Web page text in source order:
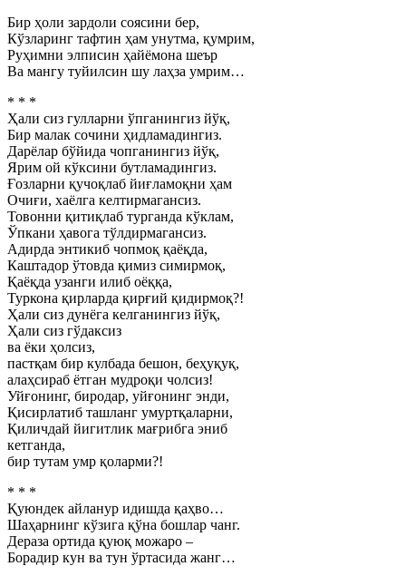
Бир ҳоли зардоли соясини бер,
Кўзларинг тафтин ҳам унутма, қумрим,
Руҳимни элписин ҳайёмона шеър
Ва мангу туйилсин шу лаҳза умрим…
* * *
Ҳали сиз гулларни ўпганингиз йўқ,
Бир малак сочини ҳидламадингиз.
Дарёлар бўйида чопганингиз йўқ,
Ярим ой кўксини бутламадингиз.
Ғозларни қучоқлаб йиғламоқни ҳам
Очиғи, хаёлга келтирмагансиз.
Товонни қитиқлаб турганда кўклам,
Ўпкани ҳавога тўлдирмагансиз.
Адирда энтикиб чопмоқ қаёқда,
Каштадор ўтовда қимиз симирмоқ,
Қаёқда узанги илиб оёққа,
Туркона қирларда қирғий қидирмоқ?!
Ҳали сиз дунёга келганингиз йўқ,
Ҳали сиз гўдаксиз
ва ёки ҳолсиз,
пастқам бир кулбада бешон, беҳуқуқ,
алаҳсираб ётган мудроқи чолсиз!
Уйғонинг, биродар, уйғонинг энди,
Қисирлатиб ташланг умуртқаларни,
Қиличдай йигитлик мағрибга эниб
кетганда,
бир тутам умр қоларми?!
* * *
Қуюндек айланур идишда қаҳво…
Шаҳарнинг кўзига қўна бошлар чанг.
Дераза ортида қуюқ можаро –
Борадир кун ва тун ўртасида жанг…